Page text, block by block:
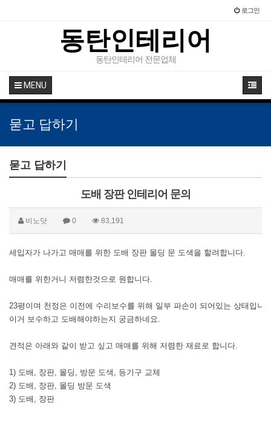
로그인
동탄인테리어
동탄인테리어 전문업체
MENU
묻고 답하기
묻고 답하기
도배 장판 인테리어 문의
비노닷 0 83,191
세입자가 나가고 매매를 위한 도배 장판 몰딩 문 도색을 할려합니다.
매매를 위한거니 저렴한것으로 원합니다.
23평이며 천정은 이전에 수리보수를 위해 일부 파손이 되어있는 상태입니
이거 보수하고 도배해야하는지 궁금하네요.
견적은 아래와 같이 받고 싶고 매매를 위해 저렴한 재료로 합니다.
1) 도배, 장판, 몰딩, 방문 도색, 등기구 교체
2) 도배, 장판, 몰딩 방문 도색
3) 도배, 장판